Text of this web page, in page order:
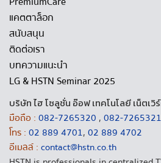
แคตตาล็อก
สนับสนุน
ติดต่อเรา
บทความแนะนำ
LG & HSTN Seminar 2025
บริษัท ไฮ โซลูชั่น อ๊อฟ เทคโนโลยี เน็ตเวิ
มือถือ : 082-7265320 , 082-7265321
โทร : 02 889 4701, 02 889 4702
อีเมลล์ : contact@hstn.co.th